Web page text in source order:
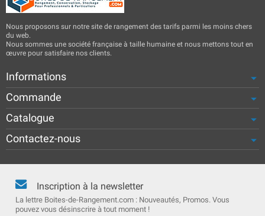
Nous proposons sur notre site de rangement des tarifs parmi les moins chers
du web.
Nous sommes une société française à taille humaine et nous mettons tout en
œuvre pour satisfaire nos clients.
Informations
Commande
Catalogue
Contactez-nous
Inscription à la newsletter
La lettre Boites-de-Rangement.com : Nouveautés, Promos. Vous
pouvez vous désinscrire à tout moment !